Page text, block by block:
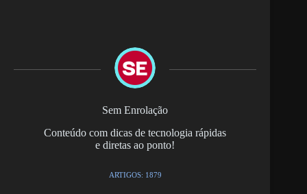
Sem Enrolação
Conteúdo com dicas de tecnologia rápidas
e diretas ao ponto!
ARTIGOS: 1879